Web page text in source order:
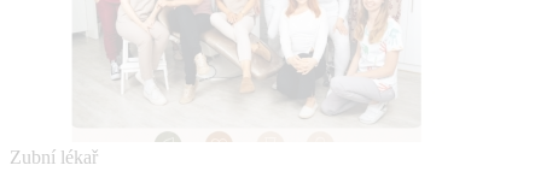
Zubní lékař